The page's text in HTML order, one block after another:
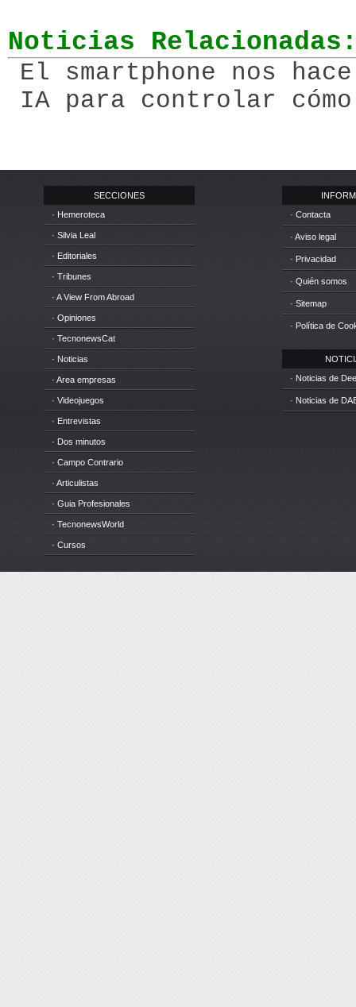
Noticias
El smartphone nos
IA para controlar
SECCIONES
· Hemeroteca
· Silvia Leal
· Editoriales
· Tribunes
· A View From Abroad
· Opiniones
· TecnonewsCat
· Noticias
· Area empresas
· Videojuegos
· Entrevistas
· Dos minutos
· Campo Contrario
· Articulistas
· Guia Profesionales
· TecnonewsWorld
· Cursos
· Contacta
· Aviso legal
· Privacidad
· Quién somos
· Sitemap
· Política de
· Noticias de
· Noticias de